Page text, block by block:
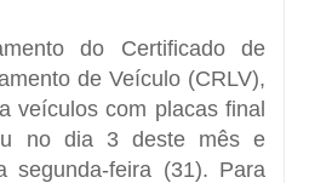
do Certificado de
de Veículo (CRLV),
veículos com placas final
no dia 3 deste mês e
segunda-feira (31). Para